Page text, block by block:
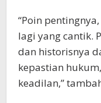
“Poin
lagi yang cantik.
dan historisnya
kepastian
keadilan,”